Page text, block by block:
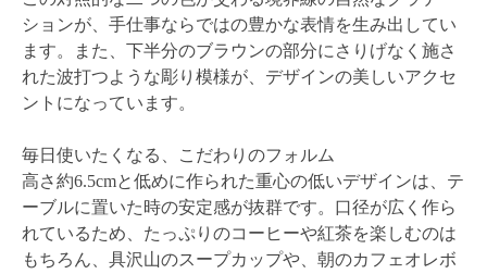
ションが、手仕事ならではの豊かな表情を生み出してい
ます。また、下半分のブラウンの部分にさりげなく施さ
れた波打つような彫り模様が、デザインの美しいアクセ
ントになっています。
毎日使いたくなる、こだわりのフォルム
高さ約6.5cmと低めに作られた重心の低いデザインは、テ
ーブルに置いた時の安定感が抜群です。口径が広く作ら
れているため、たっぷりのコーヒーや紅茶を楽しむのは
もちろん、具沢山のスープカップや、朝のカフェオレボ